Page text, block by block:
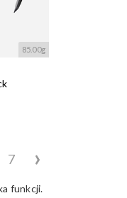
85.00g
7 ›
funkcji.